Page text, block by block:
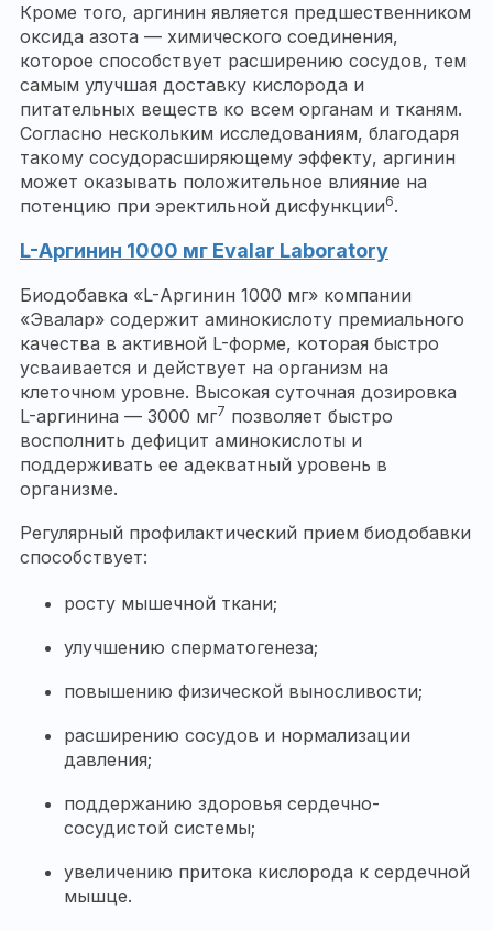
Кроме того, аргинин является предшественником
оксида азота — химического соединения,
которое способствует расширению сосудов, тем
самым улучшая доставку кислорода и
питательных веществ ко всем органам и тканям.
Согласно нескольким исследованиям, благодаря
такому сосудорасширяющему эффекту, аргинин
может оказывать положительное влияние на
потенцию при эректильной дисфункции6.
L-Аргинин 1000 мг Evalar Laboratory
Биодобавка «L-Аргинин 1000 мг» компании
«Эвалар» содержит аминокислоту премиального
качества в активной L-форме, которая быстро
усваивается и действует на организм на
клеточном уровне. Высокая суточная дозировка
L-аргинина — 3000 мг7 позволяет быстро
восполнить дефицит аминокислоты и
поддерживать ее адекватный уровень в
организме.
Регулярный профилактический прием биодобавки
способствует:
росту мышечной ткани;
улучшению сперматогенеза;
повышению физической выносливости;
расширению сосудов и нормализации
давления;
поддержанию здоровья сердечно-
сосудистой системы;
увеличению притока кислорода к сердечной
мышце.